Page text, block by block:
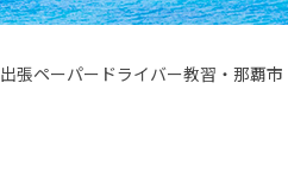
出張ペーパードライバー教習・那覇市